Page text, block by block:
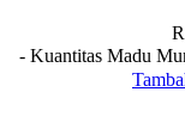
- Kuantitas Madu